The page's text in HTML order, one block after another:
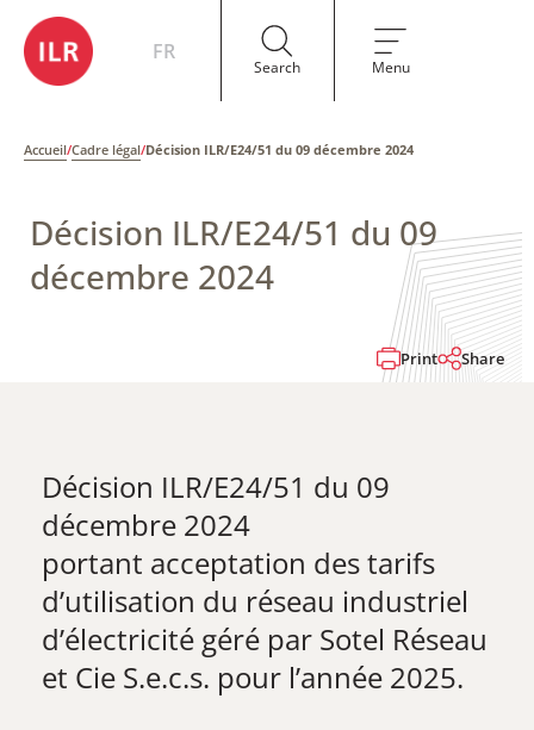
FR
Search Menu
Accueil/Cadre légal/Décision ILR/E24/51 du 09 décembre 2024
Décision ILR/E24/51 du 09
décembre 2024
Print Share
Décision ILR/E24/51 du 09
décembre 2024
​portant acceptation des tarifs
d’utilisation du réseau industriel
d’électricité géré par Sotel Réseau
et Cie S.e.c.s. pour l’année 2025.